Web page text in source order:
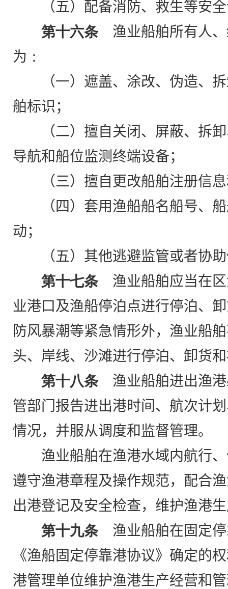
（五）配备消防、救生等安
第十六条渔业船舶所有人、
为 ：
（一）遮盖、涂改、伪造、
舶标识；
（二）擅自关闭、屏蔽、拆
导航和船位监测终端设备；
（三）擅自更改船舶注册信
（四）套用渔船船名船号、
动；
（五）其他逃避监管或者协
第十七条渔业船舶应当在区
业港口及渔船停泊点进行停泊、
防风暴潮等紧急情形外，渔业船
头、岸线、沙滩进行停泊、卸货
第十八条渔业船舶进出渔港
管部门报告进出港时间、航次计
情况，并服从调度和监督管理。
渔业船舶在渔港水域内航行
遵守渔港章程及操作规范，配合
出港登记及安全检查，维护渔港
第十九条渔业船舶在固定停
《渔船固定停靠港协议》确定的
港管理单位维护渔港生产经营和